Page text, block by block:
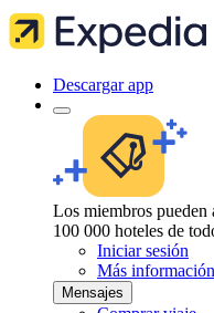
Descargar app
Los miembros pueden
100 000 hoteles de
Iniciar sesión
Más
Mensajes